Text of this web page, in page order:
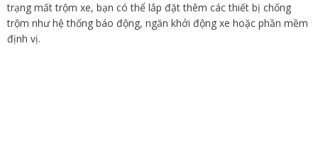
trạng mất trộm xe, bạn có thể lắp đặt thêm các thiết bị chống
trộm như hệ thống báo động, ngăn khởi động xe hoặc phần mềm
định vị.